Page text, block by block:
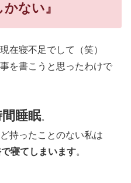
ない』
在寝不足でして（笑）
を書こうと思ったわけで
睡眠。
持ったことのない私は
寝てしまいます。